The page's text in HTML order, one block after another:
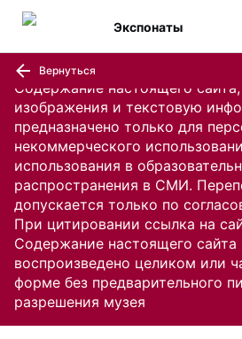
Содержание настоящего
изображения и текстовую
предназначено только для
некоммерческого
использования в
распространения в СМИ.
допускается только по
При цитировании ссылка на
Содержание настоящего
воспроизведено целиком или
форме без предварительного
разрешения музея
Экспонаты
Вернуться